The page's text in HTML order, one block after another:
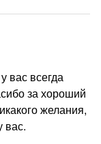
вас всегда
за хороший
желания,
вас.